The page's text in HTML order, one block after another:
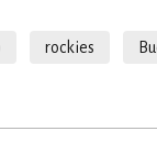
rockies